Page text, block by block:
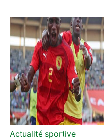
Actualité sportive